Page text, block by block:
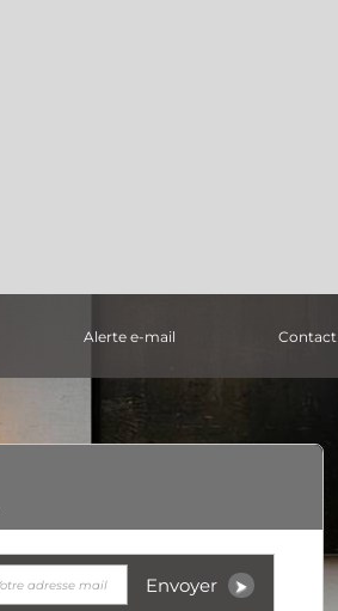
alerte e-mail contact
Envoyer